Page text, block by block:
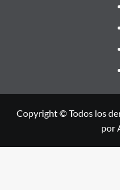
Copyright © Todos los
por